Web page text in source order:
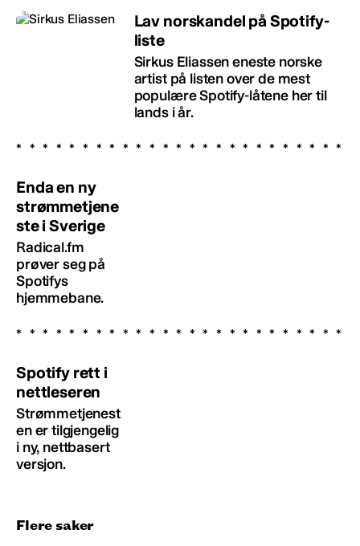
Lav norskandel på Spotify-
liste
Sirkus Eliassen eneste norske
artist på listen over de mest
populære Spotify-låtene her til
lands i år.
Enda en ny
strømmetjene
ste i Sverige
Radical.fm
prøver seg på
Spotifys
hjemmebane.
Spotify rett i
nettleseren
Strømmetjenest
en er tilgjengelig
i ny, nettbasert
versjon.
Flere saker